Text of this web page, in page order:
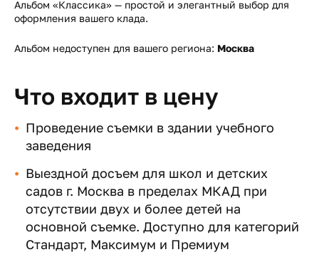
Альбом «Классика» — простой и элегантный выбор для
оформления вашего клада.
Альбом недоступен для вашего региона: Москва
Что входит в цену
Проведение съемки в здании учебного
заведения
Выездной досъем для школ и детских
садов г. Москва в пределах МКАД при
отсутствии двух и более детей на
основной съемке. Доступно для категорий
Стандарт, Максимум и Премиум